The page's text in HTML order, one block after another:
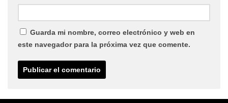
Guarda mi nombre, correo electrónico y web en
este navegador para la próxima vez que comente.